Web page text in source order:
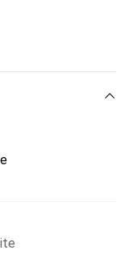
Reconnaître
clientèle